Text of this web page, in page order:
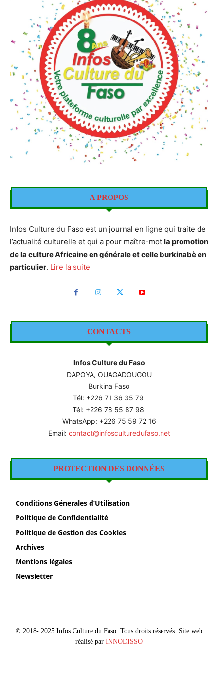
A PROPOS
Infos Culture du Faso est un journal en ligne qui traite de
l’actualité culturelle et qui a pour maître-mot la promotion
de la culture Africaine en générale et celle burkinabè en
particulier. Lire la suite
CONTACTS
Infos Culture du Faso
DAPOYA, OUAGADOUGOU
Burkina Faso
Tél: +226 71 36 35 79
Tél: +226 78 55 87 98
WhatsApp: +226 75 59 72 16
Email: contact@infosculturedufaso.net
PROTECTION DES DONNÉES
Conditions Génerales d’Utilisation
Politique de Confidentialité
Politique de Gestion des Cookies
Archives
Mentions légales
Newsletter
© 2018- 2025 Infos Culture du Faso. Tous droits réservés. Site web
réalisé par INNODISSO